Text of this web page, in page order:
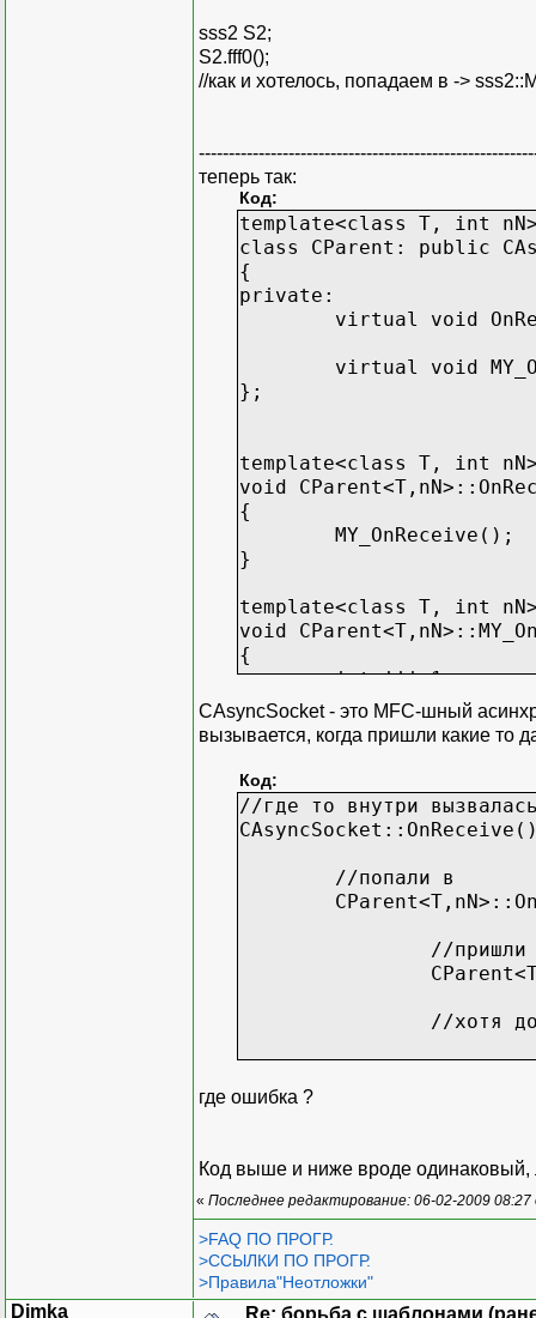
void
{
MyReceive();
void
{
int iii=1;
}
struct sss2:public
virtual void
};
{
int iii=1;
}
sss2 S2;
S2.fff0();
//как и хотелось, попадаем в ->
теперь так:
Код:
template<class T, int
class CParent: public
{
private:
virtual void
virtual void
};
template<class T, int
void
{
MY_OnReceive();
}
template<class T, int
void
{
int iii=1;
}
class Child : public
{
public:
virtual void
void
CAsyncSocket - это MFC-шный
вызывается, когда пришли какие то
Код:
//где то внутри
//попали в
//пришли
//хотя
где ошибка ?
Код выше и ниже вроде одинаковый,
« Последнее редактирование: 06-02-2009
>FAQ ПО ПРОГР.
>ССЫЛКИ ПО ПРОГР.
>Правила"Неотложки"
Dimka Re: борьба с шаблонами